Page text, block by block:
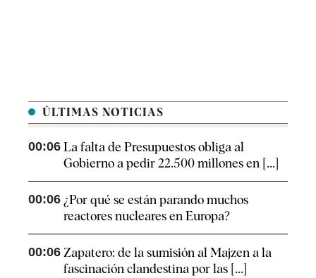
ÚLTIMAS NOTICIAS
00:06 La falta de Presupuestos obliga al
Gobierno a pedir 22.500 millones en [...]
00:06 ¿Por qué se están parando muchos
reactores nucleares en Europa?
00:06 Zapatero: de la sumisión al Majzen a la
fascinación clandestina por las [...]